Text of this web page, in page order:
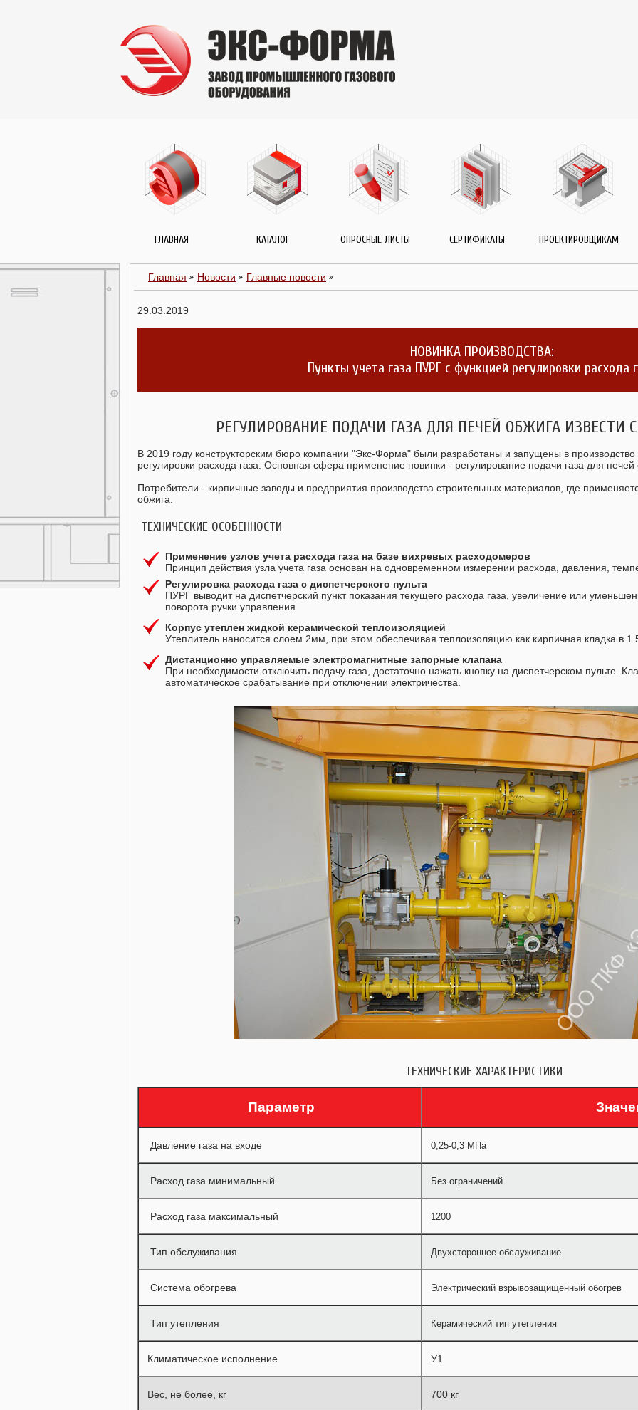
ГЛАВНАЯ КАТАЛОГ ОПРОСНЫЕ ЛИСТЫ СЕРТИФИКАТЫ ПРОЕКТИРОВЩИКАМ
Главная Новости Главные новости
29.03.2019
НОВИНКА ПРОИЗВОДСТВА:
Пункты учета газа ПУРГ с функцией регулировки расхода
РЕГУЛИРОВАНИЕ ПОДАЧИ ГАЗА ДЛЯ ПЕЧЕЙ ОБЖИГА
В 2019 году конструкторским бюро компании "Экс-Форма" были разработаны и запущены в
регулировки расхода газа. Основная сфера применение новинки - регулирование подачи газа для печей
Потребители - кирпичные заводы и предприятия производства строительных материалов, где
обжига.
ТЕХНИЧЕСКИЕ ОСОБЕННОСТИ
Применение узлов учета расхода газа на базе вихревых расходомеров
Принцип действия узла учета газа основан на одновременном измерении расхода, давления,
Регулировка расхода газа с диспетчерского пульта
ПУРГ выводит на диспетчерский пункт показания текущего расхода газа, увеличение или
поворота ручки управления
Корпус утеплен жидкой керамической теплоизоляцией
Утеплитель наносится слоем 2мм, при этом обеспечивая теплоизоляцию как кирпичная кладка в
Дистанционно управляемые электромагнитные запорные клапана
При необходимости отключить подачу газа, достаточно нажать кнопку на диспетчерском пульте.
автоматическое срабатывание при отключении электричества.
ТЕХНИЧЕСКИЕ ХАРАКТЕРИСТИКИ
Параметр
Давление газа на входе 0,25-0,3 МПа
Расход газа минимальный Без ограничений
Расход газа максимальный 1200
Тип обслуживания Двухстороннее обслуживание
Система обогрева Электрический взрывозащищенный обогрев
Тип утепления Керамический тип утепления
Климатическое исполнение У1
Вес, не более, кг 700 кг